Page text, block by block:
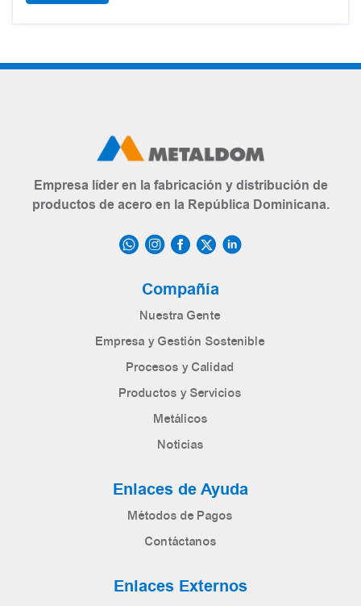
Empresa líder en la fabricación y distribución de
productos de acero en la República Dominicana.
Compañía
Nuestra Gente
Empresa y Gestión Sostenible
Procesos y Calidad
Productos y Servicios
Metálicos
Noticias
Enlaces de Ayuda
Métodos de Pagos
Contáctanos
Enlaces Externos